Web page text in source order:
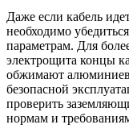
Даже если кабель
необходимо
параметрам. Для
электрощита концы
обжимают
безопасной
проверить
нормам и